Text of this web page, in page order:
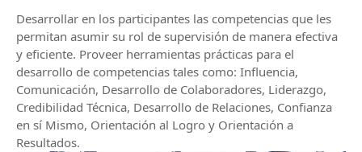
Desarrollar en los participantes las competencias que les
permitan asumir su rol de supervisión de manera efectiva
y eficiente. Proveer herramientas prácticas para el
desarrollo de competencias tales como: Influencia,
Comunicación, Desarrollo de Colaboradores, Liderazgo,
Credibilidad Técnica, Desarrollo de Relaciones, Confianza
en sí Mismo, Orientación al Logro y Orientación a
Resultados.